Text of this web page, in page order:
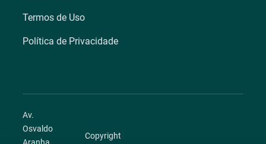
Termos de Uso
Política de Privacidade
Av.
Osvaldo
Copyright